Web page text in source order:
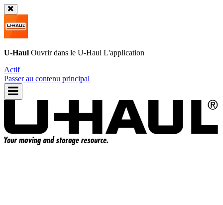
U-Haul Ouvrir dans le U-Haul L'application
Actif
Passer au contenu principal